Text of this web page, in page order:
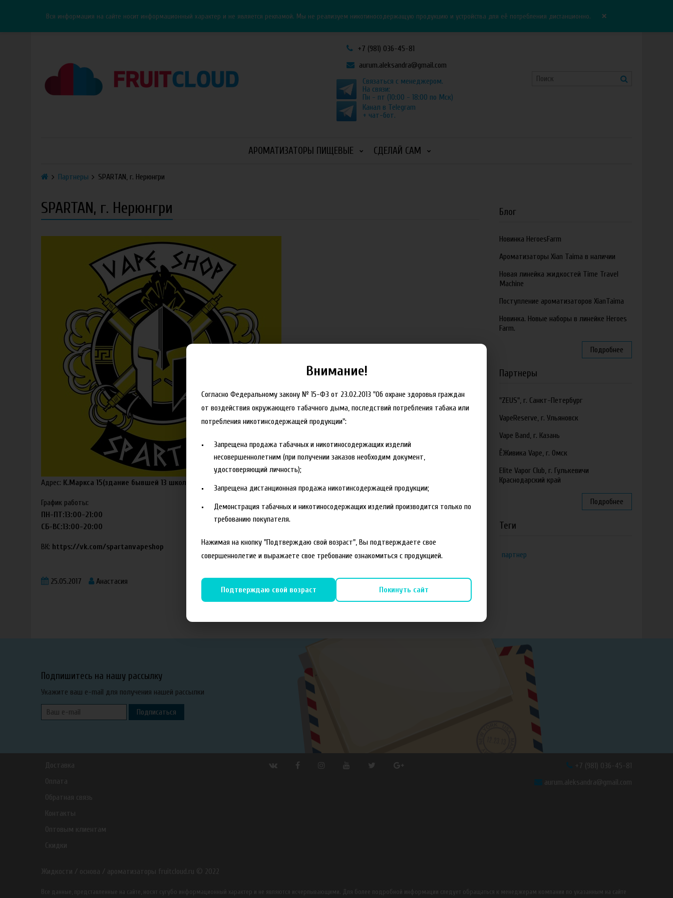
Вся информация на сайте носит информационный характер и не является рекламой. Мы не реализуем никотиносодержащую продукцию и устройства для её потребления дистанционно. ×
+7 (981) 036-45-81
aurum.aleksandra@gmail.com
Связаться с менеджером.
На связи:
Пн - пт (10:00 - 18:00 по Мск)
Канал в Telegram
+ чат-бот.
АРОМАТИЗАТОРЫ ПИЩЕВЫЕ СДЕЛАЙ САМ
Партнеры SPARTAN, г. Нерюнгри
SPARTAN, г. Нерюнгри
Адрес: К.Маркса 15(здание бывшей 13 школы,вход в торце здания)
График работы:
ПН-ПТ:13:00-21:00
СБ-ВС:13:00-20:00
ВК: https://vk.com/spartanvapeshop
25.05.2017 Анастасия
Блог
Новинка HeroesFarm
Ароматизаторы Xian Taima в наличии
Новая линейка жидкостей Time Travel
Machine
Поступление ароматизаторов XianTaima
Новинка. Новые наборы в линейке Heroes
Farm.
Подробнее
Партнеры
"ZEUS", г. Санкт-Петербург
VapeReserve, г. Ульяновск
Vape Band, г. Казань
ЁЖивика Vape, г. Омск
Elite Vapor Club, г. Гулькевичи
Краснодарский край
Подробнее
Теги
партнер
Подпишитесь на нашу рассылку
Укажите ваш e-mail для получения нашей рассылки
Подписаться
Доставка
Оплата
Обратная связь
Контакты
Оптовым клиентам
Скидки
+7 (981) 036-45-81
aurum.aleksandra@gmail.com
Жидкости / основа / ароматизаторы fruitcloud.ru © 2022
Все данные, представленные на сайте, носят сугубо информационный характер и не являются исчерпывающими. Для более подробной информации следует обращаться к менеджерам компании по указанным на сайте
Внимание!
Согласно Федеральному закону № 15-ФЗ от 23.02.2013 "Об охране здоровья граждан
от воздействия окружающего табачного дыма, последствий потребления табака или
потребления никотинсодержащей продукции":
Запрещена продажа табачных и никотиносодержащих изделий
несовершеннолетним (при получении заказов необходим документ,
удостоверяющий личность);
Запрещена дистанционная продажа никотинсодержащей продукции;
Демонстрация табачных и никотиносодержащих изделий производится только по
требованию покупателя.
Нажимая на кнопку "Подтверждаю свой возраст", Вы подтверждаете свое
совершеннолетие и выражаете свое требование ознакомиться с продукцией.
Подтверждаю свой возраст Покинуть сайт